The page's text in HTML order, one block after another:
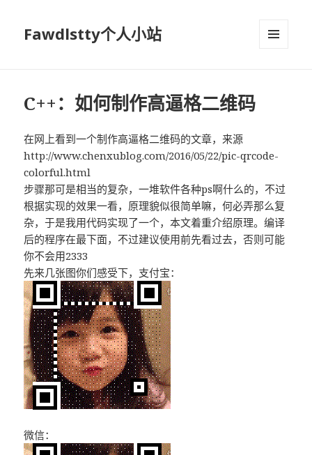
Fawdlstty个人小站
C++：如何制作高逼格二维码
在网上看到一个制作高逼格二维码的文章，来源
http://www.chenxublog.com/2016/05/22/pic-qrcode-
colorful.html
步骤那可是相当的复杂，一堆软件各种ps啊什么的，不过
根据实现的效果一看，原理貌似很简单嘛，何必弄那么复
杂，于是我用代码实现了一个，本文着重介绍原理。编译
后的程序在最下面，不过建议使用前先看过去，否则可能
你不会用2333
先来几张图你们感受下，支付宝：
微信：